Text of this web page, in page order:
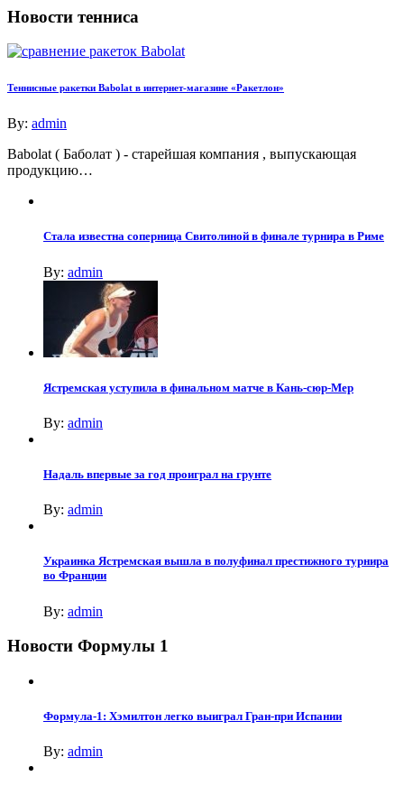
Новости тенниса
Теннисные ракетки Babolat в интернет-магазине «Ракетлон»
By: admin
Babolat ( Баболат ) - старейшая компания , выпускающая
продукцию…
Стала известна соперница Свитолиной в финале турнира в Риме
By: admin
Ястремская уступила в финальном матче в Кань-сюр-Мер
By: admin
Надаль впервые за год проиграл на грунте
By: admin
Украинка Ястремская вышла в полуфинал престижного турнира
во Франции
By: admin
Новости Формулы 1
Формула-1: Хэмилтон легко выиграл Гран-при Испании
By: admin